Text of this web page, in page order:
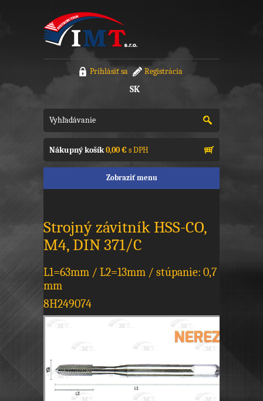
Prihlásiť sa Registrácia
SK
Nákupný košík0,00 €s DPH
Zobraziť menu
Strojný závitník HSS-CO,
M4, DIN 371/C
L1=63mm / L2=13mm / stúpanie: 0,7
mm
8H249074